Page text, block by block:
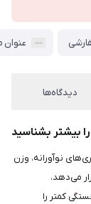
عنوان
دیدگاه‌ها
نوآورانه، وزن
می‌دهد،
کمتر را